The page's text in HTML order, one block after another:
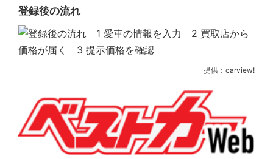
登録後の流れ
提供：carview!